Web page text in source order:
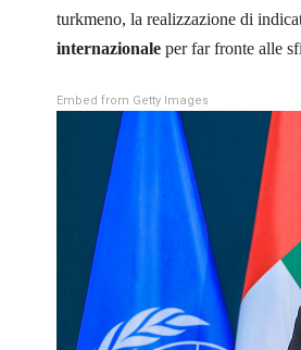
turkmeno, la realizzazione di
internazionale per far fronte alle
Embed from Getty Images